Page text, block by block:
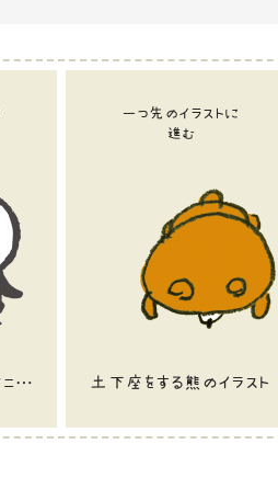
おどるペンギン（GIFアニメ）のイラスト
一つ先のイラストに
進む
土下座をする熊のイラスト